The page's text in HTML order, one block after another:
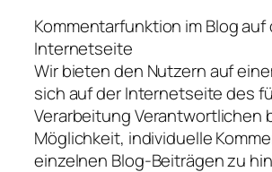
Kommentarfunktion im Blog auf
Internetseite
Wir bieten den Nutzern auf
sich auf der Internetseite des
Verarbeitung Verantwortlichen
Möglichkeit, individuelle
einzelnen Blog-Beiträgen zu